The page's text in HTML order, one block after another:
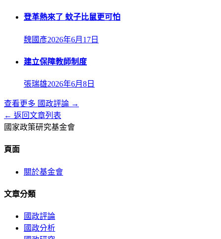
登革熱來了 蚊子比鼠更可怕
魏國彥2026年6月17日
建立保障教師制度
張瑞雄2026年6月8日
查看更多 國政評論 →
← 返回文章列表
國家政策研究基金會
頁面
關於基金會
文章分類
國政評論
國政分析